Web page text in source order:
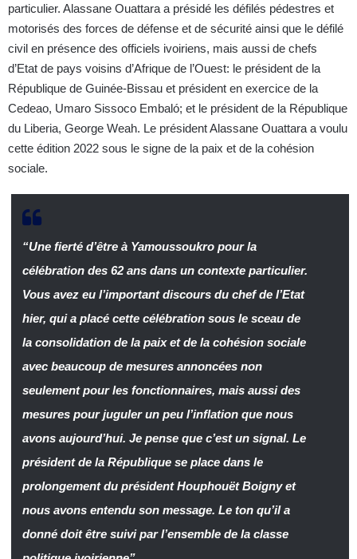
particulier. Alassane Ouattara a présidé les défilés pédestres et
motorisés des forces de défense et de sécurité ainsi que le défilé
civil en présence des officiels ivoiriens, mais aussi de chefs
d’Etat de pays voisins d’Afrique de l’Ouest: le président de la
République de Guinée-Bissau et président en exercice de la
Cedeao, Umaro Sissoco Embaló; et le président de la République
du Liberia, George Weah. Le président Alassane Ouattara a voulu
cette édition 2022 sous le signe de la paix et de la cohésion
sociale.
“Une fierté d’être à Yamoussoukro pour la
célébration des 62 ans dans un contexte particulier.
Vous avez eu l’important discours du chef de l’Etat
hier, qui a placé cette célébration sous le sceau de
la consolidation de la paix et de la cohésion sociale
avec beaucoup de mesures annoncées non
seulement pour les fonctionnaires, mais aussi des
mesures pour juguler un peu l’inflation que nous
avons aujourd’hui. Je pense que c’est un signal. Le
président de la République se place dans le
prolongement du président Houphouët Boigny et
nous avons entendu son message. Le ton qu’il a
donné doit être suivi par l’ensemble de la classe